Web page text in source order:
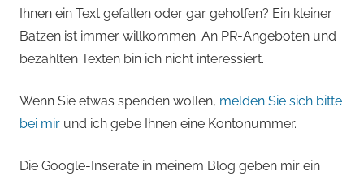
Ihnen ein Text gefallen oder gar geholfen? Ein kleiner
Batzen ist immer willkommen. An PR-Angeboten und
bezahlten Texten bin ich nicht interessiert.
Wenn Sie etwas spenden wollen, melden Sie sich bitte
bei mir und ich gebe Ihnen eine Kontonummer.
Die Google-Inserate in meinem Blog geben mir ein